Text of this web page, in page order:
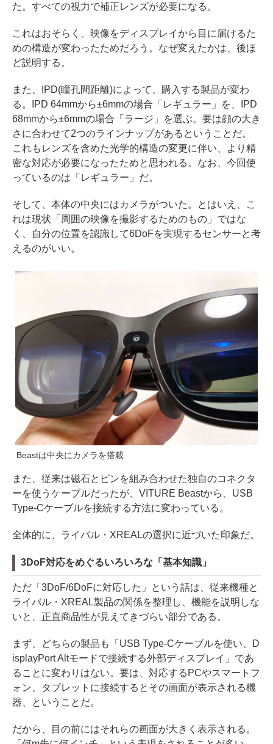
た。すべての視力で補正レンズが必要になる。
これはおそらく、映像をディスプレイから目に届けるた
めの構造が変わったためだろう。なぜ変えたかは、後ほ
ど説明する。
また、IPD(瞳孔間距離)によって、購入する製品が変わ
る。IPD 64mmから±6mmの場合「レギュラー」を、IPD
68mmから±6mmの場合「ラージ」を選ぶ。要は顔の大き
さに合わせて2つのラインナップがあるということだ。
これもレンズを含めた光学的構造の変更に伴い、より精
密な対応が必要になったためと思われる。なお、今回使
っているのは「レギュラー」だ。
そして、本体の中央にはカメラがついた。とはいえ、こ
れは現状「周囲の映像を撮影するためのもの」ではな
く、自分の位置を認識して6DoFを実現するセンサーと考
えるのがいい。
Beastは中央にカメラを搭載
また、従来は磁石とピンを組み合わせた独自のコネクタ
ーを使うケーブルだったが、VITURE Beastから、USB
Type-Cケーブルを接続する方法に変わっている。
全体的に、ライバル・XREALの選択に近づいた印象だ。
3DoF対応をめぐるいろいろな「基本知識」
ただ「3DoF/6DoFに対応した」という話は、従来機種と
ライバル・XREAL製品の関係を整理し、機能を説明しな
いと、正直商品性が見えてきづらい部分である。
まず、どちらの製品も「USB Type-Cケーブルを使い、D
isplayPort Altモードで接続する外部ディスプレイ」であ
ることに変わりはない。要は、対応するPCやスマートフ
ォン、タブレットに接続するとその画面が表示される機
器、ということだ。
だから、目の前にはそれらの画面が大きく表示される。